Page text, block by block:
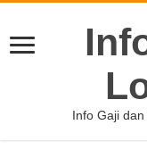
Info Gaji